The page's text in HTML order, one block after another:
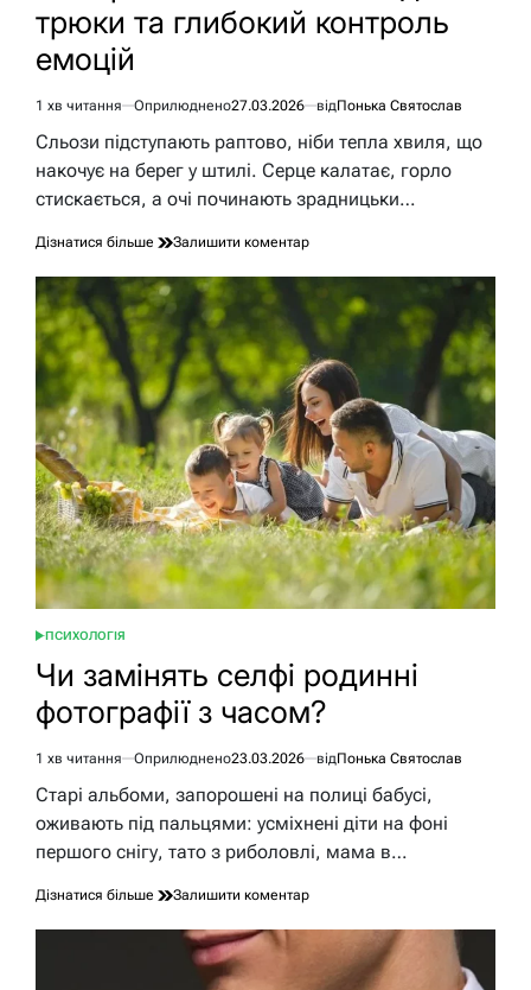
трюки та глибокий контроль
емоцій
Орієнтовний
час
1 хв читання Оприлюднено27.03.2026 відПонька Святослав
Сльози підступають раптово, ніби тепла хвиля, що
накочує на берег у штилі. Серце калатає, горло
стискається, а очі починають зрадницьки…
Дізнатися більше Залишити коментардо
сльози:
швидкі
трюки
та
глибокий
контроль
емоцій
ОПУБЛІКУВАТИ
ПСИХОЛОГІЯ
Чи замінять селфі родинні
фотографії з часом?
Орієнтовний
час
читання
1 хв читання Оприлюднено23.03.2026 відПонька Святослав
Старі альбоми, запорошені на полиці бабусі,
оживають під пальцями: усміхнені діти на фоні
першого снігу, тато з риболовлі, мама в…
Дізнатися більше Залишити коментардо
селфі
родинні